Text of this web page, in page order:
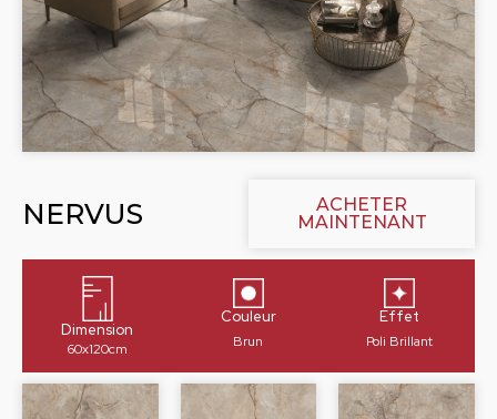
NERVUS
ACHETER
MAINTENANT
Dimension
60x120cm
Couleur
Brun
Effet
Poli Brillant